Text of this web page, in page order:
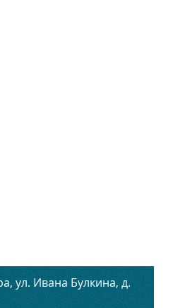
ул. Ивана Булкина, д.